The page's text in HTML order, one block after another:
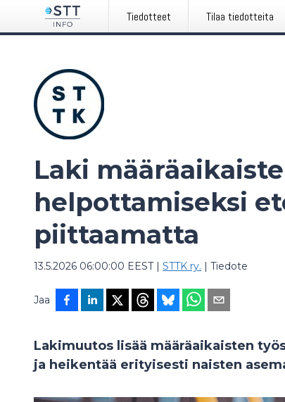
Tiedotteet Tilaa tiedotteita
Laki
helpottamiseksi
piittaamatta
13.5.2026 06:00:00 EEST| STTK ry. | Tiedote
Jaa
Lakimuutos lisää määräaikaisten
ja heikentää erityisesti naisten